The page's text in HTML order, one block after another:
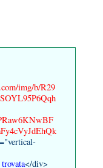
img/b/R29
</div>